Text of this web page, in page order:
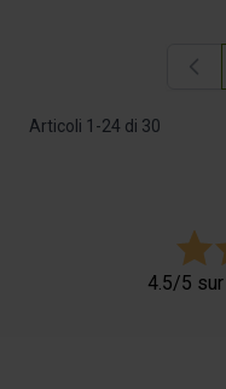
Articoli 1 -24 di 30
4.5/5